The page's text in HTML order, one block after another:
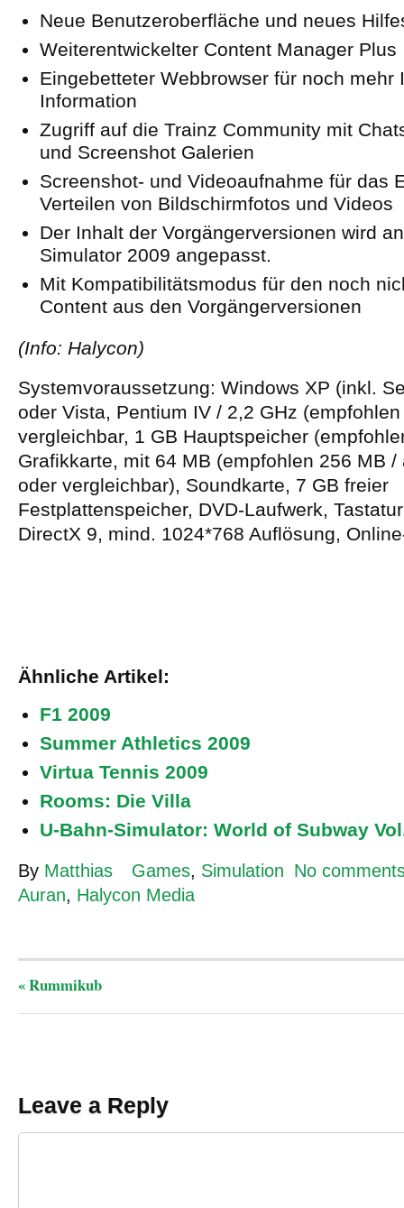
Neue Benutzeroberfläche und neues
Weiterentwickelter Content Manager Plus
Eingebetteter Webbrowser für noch mehr
Information
Zugriff auf die Trainz Community mit
und Screenshot Galerien
Screenshot- und Videoaufnahme für das
Verteilen von Bildschirmfotos und Videos
Der Inhalt der Vorgängerversionen wird
Simulator 2009 angepasst.
Mit Kompatibilitätsmodus für den noch
Content aus den Vorgängerversionen
(Info: Halycon)
Systemvoraussetzung: Windows XP (inkl.
oder Vista, Pentium IV / 2,2 GHz
vergleichbar, 1 GB Hauptspeicher
Grafikkarte, mit 64 MB (empfohlen 256 MB /
oder vergleichbar), Soundkarte, 7 GB freier
Festplattenspeicher, DVD-Laufwerk,
DirectX 9, mind. 1024*768 Auflösung,
Ähnliche Artikel:
F1 2009
Summer Athletics 2009
Virtua Tennis 2009
Rooms: Die Villa
U-Bahn-Simulator: World of Subway
By Matthias Games, Simulation No
Auran, Halycon Media
«Rummikub
Leave a Reply